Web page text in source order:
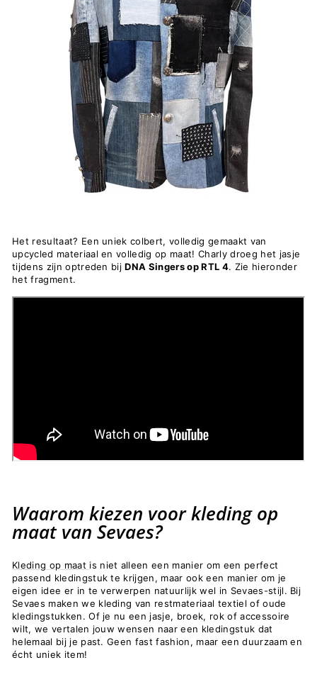
Het resultaat? Een uniek colbert, volledig gemaakt van
upcycled materiaal en volledig op maat! Charly droeg het jasje
tijdens zijn optreden bijDNA Singers op RTL 4. Zie hieronder
het fragment.
Waarom kiezen voor kleding op
maat van Sevaes?
Kleding op maat is niet alleen een manier om een perfect
passend kledingstuk te krijgen, maar ook een manier om je
eigen idee er in te verwerpen natuurlijk wel in Sevaes-stijl. Bij
Sevaes maken we kleding van restmateriaal textiel of oude
kledingstukken. Of je nu een jasje, broek, rok of accessoire
wilt, we vertalen jouw wensen naar een kledingstuk dat
helemaal bij je past. Geen fast fashion, maar een duurzaam en
écht uniek item!